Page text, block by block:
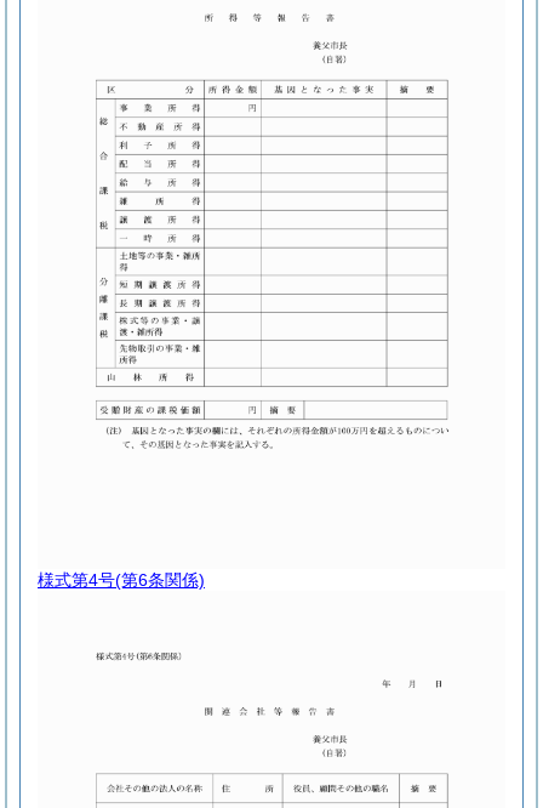
様式第4号(第6条関係)